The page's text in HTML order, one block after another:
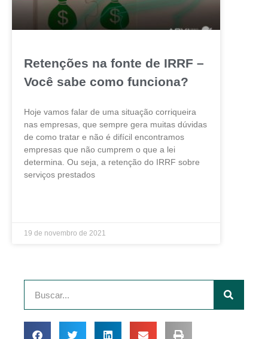
Retenções na fonte de IRRF –
Você sabe como funciona?
Hoje vamos falar de uma situação corriqueira
nas empresas, que sempre gera muitas dúvidas
de como tratar e não é difícil encontramos
empresas que não cumprem o que a lei
determina. Ou seja, a retenção do IRRF sobre
serviços prestados
19 de novembro de 2021